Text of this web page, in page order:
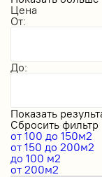
Цена
От:
До:
Показать
Сбросить фильтр
от 100 до 150м2
от 150 до 200м2
до 100 м2
от 200м2